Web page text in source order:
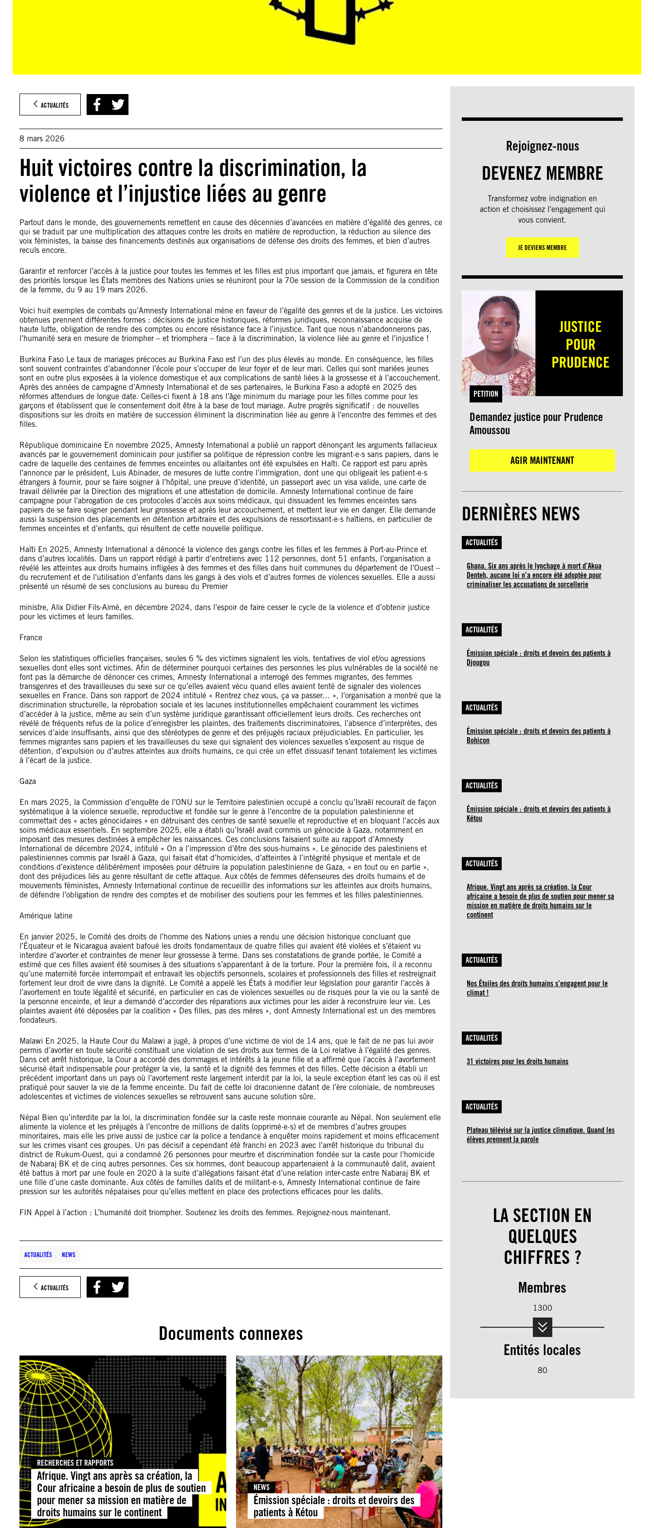
ACTUALITÉS
8 mars 2026
Huit victoires contre la discrimination, la
violence et l’injustice liées au genre
Partout dans le monde, des gouvernements remettent en cause des décennies d’avancées en matière d’égalité des genres, ce
qui se traduit par une multiplication des attaques contre les droits en matière de reproduction, la réduction au silence des
voix féministes, la baisse des financements destinés aux organisations de défense des droits des femmes, et bien d’autres
reculs encore.
Garantir et renforcer l’accès à la justice pour toutes les femmes et les filles est plus important que jamais, et figurera en tête
des priorités lorsque les États membres des Nations unies se réuniront pour la 70e session de la Commission de la condition
de la femme, du 9 au 19 mars 2026.
Voici huit exemples de combats qu’Amnesty International mène en faveur de l’égalité des genres et de la justice. Les victoires
obtenues prennent différentes formes : décisions de justice historiques, réformes juridiques, reconnaissance acquise de
haute lutte, obligation de rendre des comptes ou encore résistance face à l’injustice. Tant que nous n’abandonnerons pas,
l’humanité sera en mesure de triompher – et triomphera – face à la discrimination, la violence liée au genre et l’injustice !
Burkina Faso Le taux de mariages précoces au Burkina Faso est l’un des plus élevés au monde. En conséquence, les filles
sont souvent contraintes d’abandonner l’école pour s’occuper de leur foyer et de leur mari. Celles qui sont mariées jeunes
sont en outre plus exposées à la violence domestique et aux complications de santé liées à la grossesse et à l’accouchement.
Après des années de campagne d’Amnesty International et de ses partenaires, le Burkina Faso a adopté en 2025 des
réformes attendues de longue date. Celles-ci fixent à 18 ans l’âge minimum du mariage pour les filles comme pour les
garçons et établissent que le consentement doit être à la base de tout mariage. Autre progrès significatif : de nouvelles
dispositions sur les droits en matière de succession éliminent la discrimination liée au genre à l’encontre des femmes et des
filles.
République dominicaine En novembre 2025, Amnesty International a publié un rapport dénonçant les arguments fallacieux
avancés par le gouvernement dominicain pour justifier sa politique de répression contre les migrant·e·s sans papiers, dans le
cadre de laquelle des centaines de femmes enceintes ou allaitantes ont été expulsées en Haïti. Ce rapport est paru après
l’annonce par le président, Luis Abinader, de mesures de lutte contre l’immigration, dont une qui obligeait les patient·e·s
étrangers à fournir, pour se faire soigner à l’hôpital, une preuve d’identité, un passeport avec un visa valide, une carte de
travail délivrée par la Direction des migrations et une attestation de domicile. Amnesty International continue de faire
campagne pour l’abrogation de ces protocoles d’accès aux soins médicaux, qui dissuadent les femmes enceintes sans
papiers de se faire soigner pendant leur grossesse et après leur accouchement, et mettent leur vie en danger. Elle demande
aussi la suspension des placements en détention arbitraire et des expulsions de ressortissant·e·s haïtiens, en particulier de
femmes enceintes et d’enfants, qui résultent de cette nouvelle politique.
Haïti En 2025, Amnesty International a dénoncé la violence des gangs contre les filles et les femmes à Port-au-Prince et
dans d’autres localités. Dans un rapport rédigé à partir d’entretiens avec 112 personnes, dont 51 enfants, l’organisation a
révélé les atteintes aux droits humains infligées à des femmes et des filles dans huit communes du département de l’Ouest –
du recrutement et de l’utilisation d’enfants dans les gangs à des viols et d’autres formes de violences sexuelles. Elle a aussi
présenté un résumé de ses conclusions au bureau du Premier
ministre, Alix Didier Fils-Aimé, en décembre 2024, dans l’espoir de faire cesser le cycle de la violence et d’obtenir justice
pour les victimes et leurs familles.
France
Selon les statistiques officielles françaises, seules 6 % des victimes signalent les viols, tentatives de viol et/ou agressions
sexuelles dont elles sont victimes. Afin de déterminer pourquoi certaines des personnes les plus vulnérables de la société ne
font pas la démarche de dénoncer ces crimes, Amnesty International a interrogé des femmes migrantes, des femmes
transgenres et des travailleuses du sexe sur ce qu’elles avaient vécu quand elles avaient tenté de signaler des violences
sexuelles en France. Dans son rapport de 2024 intitulé « Rentrez chez vous, ça va passer… », l’organisation a montré que la
discrimination structurelle, la réprobation sociale et les lacunes institutionnelles empêchaient couramment les victimes
d’accéder à la justice, même au sein d’un système juridique garantissant officiellement leurs droits. Ces recherches ont
révélé de fréquents refus de la police d’enregistrer les plaintes, des traitements discriminatoires, l’absence d’interprètes, des
services d’aide insuffisants, ainsi que des stéréotypes de genre et des préjugés raciaux préjudiciables. En particulier, les
femmes migrantes sans papiers et les travailleuses du sexe qui signalent des violences sexuelles s’exposent au risque de
détention, d’expulsion ou d’autres atteintes aux droits humains, ce qui crée un effet dissuasif tenant totalement les victimes
à l’écart de la justice.
Gaza
En mars 2025, la Commission d’enquête de l’ONU sur le Territoire palestinien occupé a conclu qu’Israël recourait de façon
systématique à la violence sexuelle, reproductive et fondée sur le genre à l’encontre de la population palestinienne et
commettait des « actes génocidaires » en détruisant des centres de santé sexuelle et reproductive et en bloquant l’accès aux
soins médicaux essentiels. En septembre 2025, elle a établi qu’Israël avait commis un génocide à Gaza, notamment en
imposant des mesures destinées à empêcher les naissances. Ces conclusions faisaient suite au rapport d’Amnesty
International de décembre 2024, intitulé « On a l’impression d’être des sous-humains ». Le génocide des palestiniens et
palestiniennes commis par Israël à Gaza, qui faisait état d’homicides, d’atteintes à l’intégrité physique et mentale et de
conditions d’existence délibérément imposées pour détruire la population palestinienne de Gaza, « en tout ou en partie »,
dont des préjudices liés au genre résultant de cette attaque. Aux côtés de femmes défenseures des droits humains et de
mouvements féministes, Amnesty International continue de recueillir des informations sur les atteintes aux droits humains,
de défendre l’obligation de rendre des comptes et de mobiliser des soutiens pour les femmes et les filles palestiniennes.
Amérique latine
En janvier 2025, le Comité des droits de l’homme des Nations unies a rendu une décision historique concluant que
l’Équateur et le Nicaragua avaient bafoué les droits fondamentaux de quatre filles qui avaient été violées et s’étaient vu
interdire d’avorter et contraintes de mener leur grossesse à terme. Dans ses constatations de grande portée, le Comité a
estimé que ces filles avaient été soumises à des situations s’apparentant à de la torture. Pour la première fois, il a reconnu
qu’une maternité forcée interrompait et entravait les objectifs personnels, scolaires et professionnels des filles et restreignait
fortement leur droit de vivre dans la dignité. Le Comité a appelé les États à modifier leur législation pour garantir l’accès à
l’avortement en toute légalité et sécurité, en particulier en cas de violences sexuelles ou de risques pour la vie ou la santé de
la personne enceinte, et leur a demandé d’accorder des réparations aux victimes pour les aider à reconstruire leur vie. Les
plaintes avaient été déposées par la coalition « Des filles, pas des mères », dont Amnesty International est un des membres
fondateurs.
Malawi En 2025, la Haute Cour du Malawi a jugé, à propos d’une victime de viol de 14 ans, que le fait de ne pas lui avoir
permis d’avorter en toute sécurité constituait une violation de ses droits aux termes de la Loi relative à l’égalité des genres.
Dans cet arrêt historique, la Cour a accordé des dommages et intérêts à la jeune fille et a affirmé que l’accès à l’avortement
sécurisé était indispensable pour protéger la vie, la santé et la dignité des femmes et des filles. Cette décision a établi un
précédent important dans un pays où l’avortement reste largement interdit par la loi, la seule exception étant les cas où il est
pratiqué pour sauver la vie de la femme enceinte. Du fait de cette loi draconienne datant de l’ère coloniale, de nombreuses
adolescentes et victimes de violences sexuelles se retrouvent sans aucune solution sûre.
Népal Bien qu’interdite par la loi, la discrimination fondée sur la caste reste monnaie courante au Népal. Non seulement elle
alimente la violence et les préjugés à l’encontre de millions de dalits (opprimé·e·s) et de membres d’autres groupes
minoritaires, mais elle les prive aussi de justice car la police a tendance à enquêter moins rapidement et moins efficacement
sur les crimes visant ces groupes. Un pas décisif a cependant été franchi en 2023 avec l’arrêt historique du tribunal du
district de Rukum-Ouest, qui a condamné 26 personnes pour meurtre et discrimination fondée sur la caste pour l’homicide
de Nabaraj BK et de cinq autres personnes. Ces six hommes, dont beaucoup appartenaient à la communauté dalit, avaient
été battus à mort par une foule en 2020 à la suite d’allégations faisant état d’une relation inter-caste entre Nabaraj BK et
une fille d’une caste dominante. Aux côtés de familles dalits et de militant·e·s, Amnesty International continue de faire
pression sur les autorités népalaises pour qu’elles mettent en place des protections efficaces pour les dalits.
FIN Appel à l’action : L’humanité doit triompher. Soutenez les droits des femmes. Rejoignez-nous maintenant.
ACTUALITÉS NEWS
ACTUALITÉS
Documents connexes
RECHERCHES ET RAPPORTS
Afrique. Vingt ans après sa création, la
Cour africaine a besoin de plus de soutien
pour mener sa mission en matière de
droits humains sur le continent
NEWS
Émission spéciale : droits et devoirs des
patients à Kétou
Rejoignez-nous
DEVENEZ MEMBRE
Transformez votre indignation en
action et choisissez l’engagement qui
vous convient.
JE DEVIENS MEMBRE
PETITION
Demandez justice pour Prudence
Amoussou
AGIR MAINTENANT
DERNIÈRES NEWS
ACTUALITÉS
Ghana. Six ans après le lynchage à mort d’Akua
Denteh, aucune loi n’a encore été adoptée pour
criminaliser les accusations de sorcellerie
ACTUALITÉS
Émission spéciale : droits et devoirs des patients à
Djougou
ACTUALITÉS
Émission spéciale : droits et devoirs des patients à
Bohicon
ACTUALITÉS
Émission spéciale : droits et devoirs des patients à
Kétou
ACTUALITÉS
Afrique. Vingt ans après sa création, la Cour
africaine a besoin de plus de soutien pour mener sa
mission en matière de droits humains sur le
continent
ACTUALITÉS
Nos Étoiles des droits humains s’engagent pour le
climat !
ACTUALITÉS
31 victoires pour les droits humains
ACTUALITÉS
Plateau télévisé sur la justice climatique. Quand les
élèves prennent la parole
LA SECTION EN
QUELQUES
CHIFFRES ?
Membres
1300
Entités locales
80